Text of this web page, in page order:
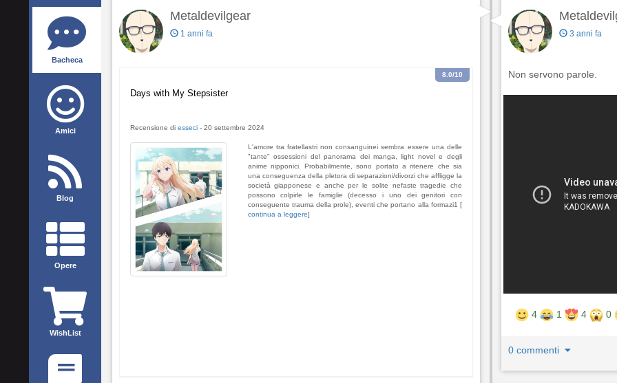
Bacheca
Amici
Blog
Opere
WishList
Metaldevilgear
1 anni fa
Days with My Stepsister
8.0/10
Recensione di esseci - 20 settembre 2024
L'amore tra fratellastri non consanguinei sembra essere una delle
"tante" ossessioni del panorama dei manga, light novel e degli
anime nipponici. Probabilmente, sono portato a ritenere che sia
una conseguenza della pletora di separazioni/divorzi che affligge la
società giapponese e anche per le solite nefaste tragedie che
possono colpirle le famiglie (decesso i uno dei genitori con
conseguente trauma della prole), eventi che portano alla formazi1 [
continua a leggere]
3 anni fa
Non servono parole.
4 1 4 0
0 commenti